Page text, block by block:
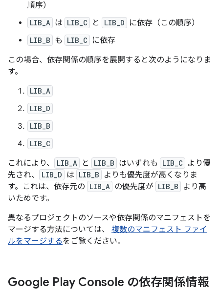
順序）
LIB_A は LIB_C と LIB_D に依存（この順序）
LIB_B も LIB_C
に依存
この場合、依存関係の順序を展開すると次のようになりま
す。
LIB_A
LIB_D
LIB_B
LIB_C
これにより、 LIB_A と LIB_B はいずれも LIB_C
より優
先され、
LIB_D は LIB_B
よりも優先度が高くなりま
す。これは、依存元の LIB_A の優先度が LIB_B
より高
いためです。
異なるプロジェクトのソースや依存関係のマニフェストを
マージする方法については、 複数のマニフェスト ファイ
ルをマージするをご覧ください。
Google Play Console の依存関係情報